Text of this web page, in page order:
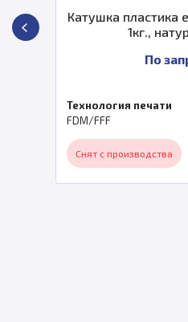
Катушка пластика
1кг.,
По
Технология печати
FDM/FFF
Снят с производства